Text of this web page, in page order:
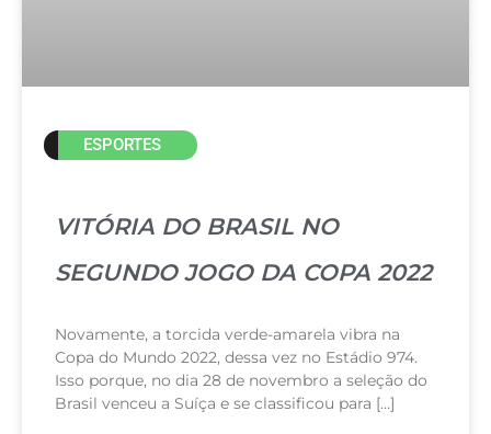
ESPORTES
VITÓRIA DO BRASIL NO
SEGUNDO JOGO DA COPA 2022
Novamente, a torcida verde-amarela vibra na
Copa do Mundo 2022, dessa vez no Estádio 974.
Isso porque, no dia 28 de novembro a seleção do
Brasil venceu a Suíça e se classificou para […]